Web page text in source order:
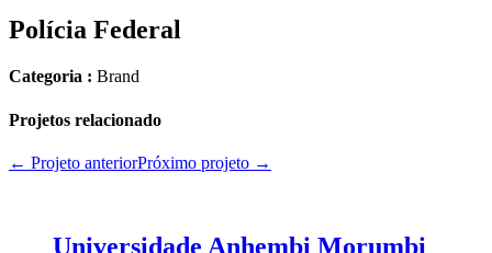
Polícia Federal
Categoria : Brand
Projetos relacionado
← Projeto anteriorPróximo projeto →
Universidade Anhembi Morumbi